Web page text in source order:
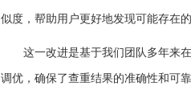
似度，帮助用户更好地发现可能存在
这一改进是基于我们团队多年来
调优，确保了查重结果的准确性和可靠